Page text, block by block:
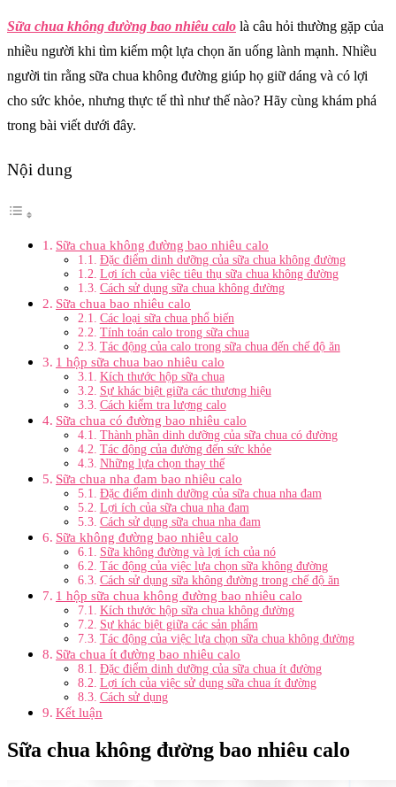
Sữa chua không đường bao nhiêu calo là câu hỏi thường gặp của
nhiều người khi tìm kiếm một lựa chọn ăn uống lành mạnh. Nhiều
người tin rằng sữa chua không đường giúp họ giữ dáng và có lợi
cho sức khỏe, nhưng thực tế thì như thế nào? Hãy cùng khám phá
trong bài viết dưới đây.
Nội dung
Sữa chua không đường bao nhiêu calo
Đặc điểm dinh dưỡng của sữa chua không đường
Lợi ích của việc tiêu thụ sữa chua không đường
Cách sử dụng sữa chua không đường
Sữa chua bao nhiêu calo
Các loại sữa chua phổ biến
Tính toán calo trong sữa chua
Tác động của calo trong sữa chua đến chế độ ăn
1 hộp sữa chua bao nhiêu calo
Kích thước hộp sữa chua
Sự khác biệt giữa các thương hiệu
Cách kiểm tra lượng calo
Sữa chua có đường bao nhiêu calo
Thành phần dinh dưỡng của sữa chua có đường
Tác động của đường đến sức khỏe
Những lựa chọn thay thế
Sữa chua nha đam bao nhiêu calo
Đặc điểm dinh dưỡng của sữa chua nha đam
Lợi ích của sữa chua nha đam
Cách sử dụng sữa chua nha đam
Sữa không đường bao nhiêu calo
Sữa không đường và lợi ích của nó
Tác động của việc lựa chọn sữa không đường
Cách sử dụng sữa không đường trong chế độ ăn
1 hộp sữa chua không đường bao nhiêu calo
Kích thước hộp sữa chua không đường
Sự khác biệt giữa các sản phẩm
Tác động của việc lựa chọn sữa chua không đường
Sữa chua ít đường bao nhiêu calo
Đặc điểm dinh dưỡng của sữa chua ít đường
Lợi ích của việc sử dụng sữa chua ít đường
Cách sử dụng
Kết luận
Sữa chua không đường bao nhiêu calo